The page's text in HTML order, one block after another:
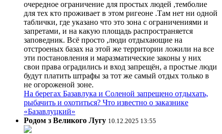
очередное ограничение для простых людей ,темболие
для тех кто проживает в этом ригеоне .Там нет ни одной
таблички, где указано что это зона с ограничениями и
запретами, и на какую площадь распространяется
заповедник. Всё просто ,люди отдыхающие на
отстроеных базах на этой же территории ложили на все
эти постановления и маразматические законы у них
свои права оградились и вход запрещён, а простые люди
будут платить штрафы за тот же самый отдых только в
не огороженой зоне.
На берегах Базавлука и Соленой запрещено отдыхать,
рыбачить и охотиться? Что известно о заказнике
«Базавлуцкий»
Родом з Великого Лугу 10.12.2025 13:55